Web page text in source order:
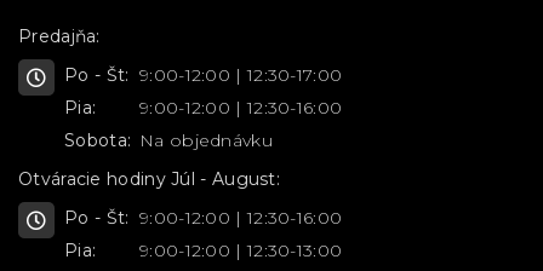
Predajňa:
Po - Št: 9:00-12:00 | 12:30-17:00
Pia:
9:00-12:00 | 12:30-16:00
Sobota: Na objednávku
Otváracie hodiny Júl - August:
Po - Št: 9:00-12:00 | 12:30-16:00
Pia:
9:00-12:00 | 12:30-13:00